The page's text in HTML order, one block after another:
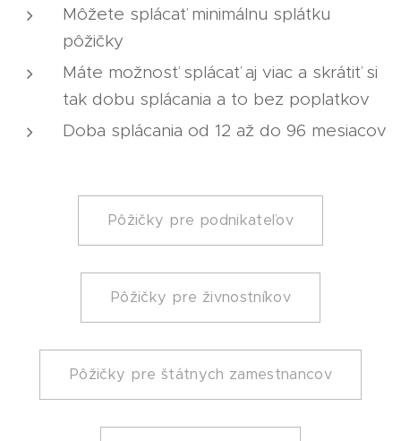
Môžete splácať minimálnu splátku
pôžičky
Máte možnosť splácať aj viac a skrátiť si
tak dobu splácania a to bez poplatkov
Doba splácania od 12 až do 96 mesiacov
Pôžičky pre podnikateľov
Pôžičky pre živnostníkov
Pôžičky pre štátnych zamestnancov